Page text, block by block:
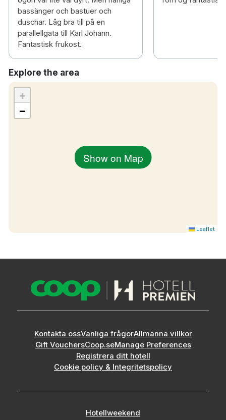
bassänger och bastuer och
duschar. Låg bra till på en
parallellgata till Karl Johann.
Fantastisk frukost.
Explore the area
Show on Map
+
−
Leaflet
Kontakta ossVanliga frågorAllmänna villkor
Gift VouchersCoop.seManage Preferences
Registrera ditt hotell
Cookie policy & Integritetspolicy
Hotellweekend